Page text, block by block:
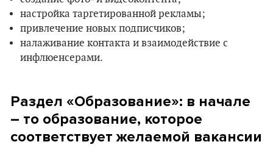
настройка таргетированной рекламы;
привлечение новых подписчиков;
налаживание контакта и взаимодействие с
инфлюенсерами.
Раздел «Образование»: в начале
– то образование, которое
соответствует желаемой вакансии